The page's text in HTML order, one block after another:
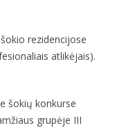
rezidencijose
atlikėjais).
šokių konkurse
grupėje III